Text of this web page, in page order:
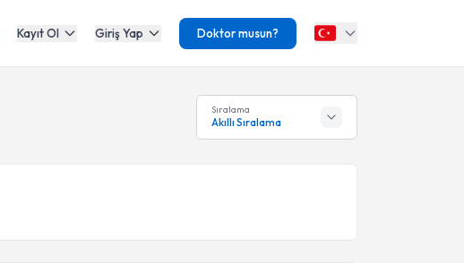
Kayıt Ol Giriş Yap Doktor musun?
Sıralama
Akıllı Sıralama